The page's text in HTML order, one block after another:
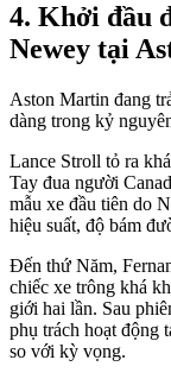
Khởi đầu
Newey tại
Aston Martin đang
dàng trong kỷ
Lance Stroll tỏ ra
Tay đua người
mẫu xe đầu tiên do
hiệu suất, độ bám
Đến thứ Năm,
chiếc xe trông khá
giới hai lần. Sau
phụ trách hoạt động
so với kỳ vọng.